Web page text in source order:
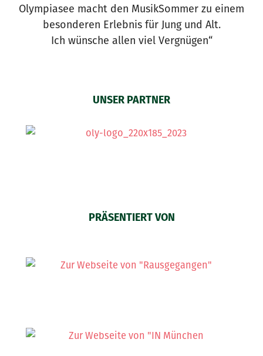
Olympiasee macht den MusikSommer zu einem
besonderen Erlebnis für Jung und Alt.
Ich wünsche allen viel Vergnügen“
UNSER PARTNER
PRÄSENTIERT VON